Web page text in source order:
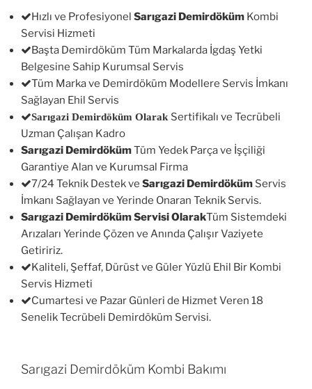
Hızlı ve Profesiyonel Sarıgazi Demirdöküm Kombi
Servisi Hizmeti
Başta Demirdöküm Tüm Markalarda İgdaş Yetki
Belgesine Sahip Kurumsal Servis
Tüm Marka ve Demirdöküm Modellere Servis İmkanı
Sağlayan Ehil Servis
Sarıgazi Demirdöküm Olarak Sertifikalı ve Tecrübeli
Uzman Çalışan Kadro
Sarıgazi DemirdökümTüm Yedek Parça ve İşçiliği
Garantiye Alan ve Kurumsal Firma
7/24 Teknik Destek ve Sarıgazi Demirdöküm Servis
İmkanı Sağlayan ve Yerinde Onaran Teknik Servis.
Sarıgazi Demirdöküm Servisi OlarakTüm Sistemdeki
Arızaları Yerinde Çözen ve Anında Çalışır Vaziyete
Getiririz.
Kaliteli, Şeffaf, Dürüst ve Güler Yüzlü Ehil Bir Kombi
Servis Hizmeti
Cumartesi ve Pazar Günleri de Hizmet Veren 18
Senelik Tecrübeli Demirdöküm Servisi.
Sarıgazi Demirdöküm Kombi Bakımı